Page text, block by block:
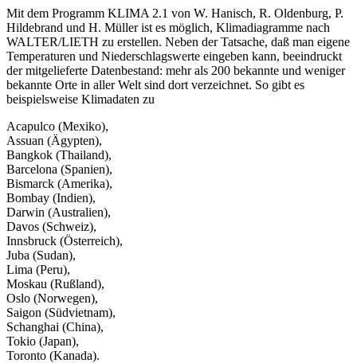
Mit dem Programm KLIMA 2.1 von W. Hanisch, R. Oldenburg, P.
Hildebrand und H. Müller ist es möglich, Klimadiagramme nach
WALTER/LIETH zu erstellen. Neben der Tatsache, daß man eigene
Temperaturen und Niederschlagswerte eingeben kann, beeindruckt
der mitgelieferte Datenbestand: mehr als 200 bekannte und weniger
bekannte Orte in aller Welt sind dort verzeichnet. So gibt es
beispielsweise Klimadaten zu
Acapulco (Mexiko),
Assuan (Ägypten),
Bangkok (Thailand),
Barcelona (Spanien),
Bismarck (Amerika),
Bombay (Indien),
Darwin (Australien),
Davos (Schweiz),
Innsbruck (Österreich),
Juba (Sudan),
Lima (Peru),
Moskau (Rußland),
Oslo (Norwegen),
Saigon (Südvietnam),
Schanghai (China),
Tokio (Japan),
Toronto (Kanada).